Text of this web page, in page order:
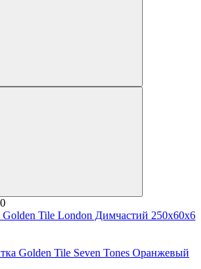
Tile London Димчастий 250х60х6